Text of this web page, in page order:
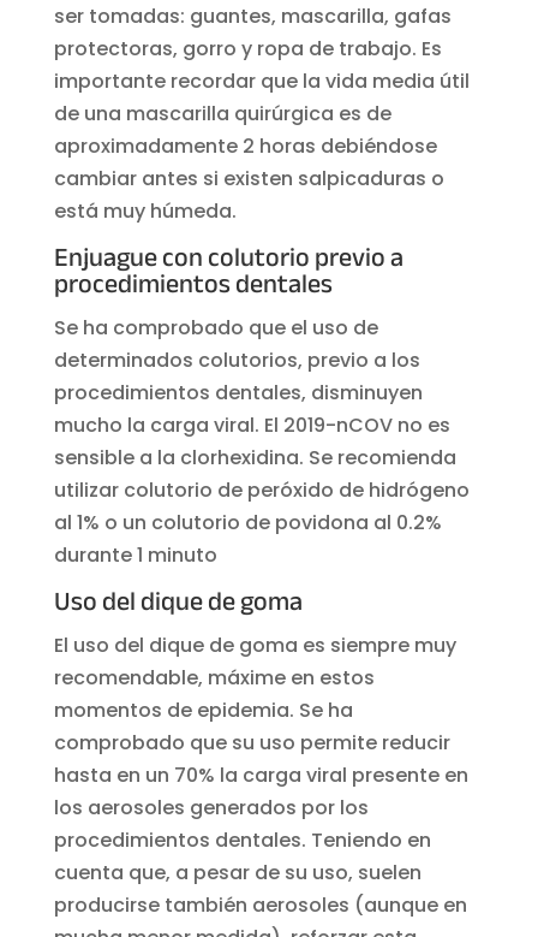
ser tomadas: guantes, mascarilla, gafas
protectoras, gorro y ropa de trabajo. Es
importante recordar que la vida media útil
de una mascarilla quirúrgica es de
aproximadamente 2 horas debiéndose
cambiar antes si existen salpicaduras o
está muy húmeda.
Enjuague con colutorio previo a
procedimientos dentales
Se ha comprobado que el uso de
determinados colutorios, previo a los
procedimientos dentales, disminuyen
mucho la carga viral. El 2019-nCOV no es
sensible a la clorhexidina. Se recomienda
utilizar colutorio de peróxido de hidrógeno
al 1% o un colutorio de povidona al 0.2%
durante 1 minuto
Uso del dique de goma
El uso del dique de goma es siempre muy
recomendable, máxime en estos
momentos de epidemia. Se ha
comprobado que su uso permite reducir
hasta en un 70% la carga viral presente en
los aerosoles generados por los
procedimientos dentales. Teniendo en
cuenta que, a pesar de su uso, suelen
producirse también aerosoles (aunque en